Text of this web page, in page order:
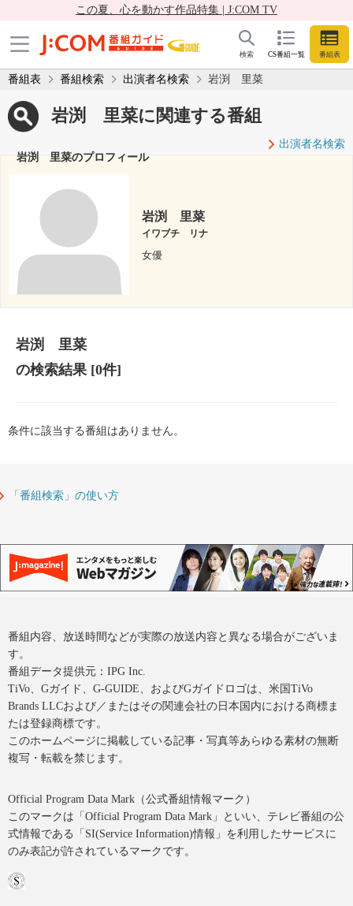
この夏、心を動かす作品特集 | J:COM TV
CS番組一覧 番組表
検索
番組表 番組検索 出演者名検索 岩渕 里菜
岩渕 里菜に関連する番組
出演者名検索
岩渕 里菜のプロフィール
岩渕 里菜
イワブチ リナ
女優
岩渕 里菜
の検索結果[0件]
条件に該当する番組はありません。
「番組検索」の使い方
番組内容、放送時間などが実際の放送内容と異なる場合がございま
す。
番組データ提供元：IPG Inc.
TiVo、Gガイド、G-GUIDE、およびGガイドロゴは、米国TiVo
Brands LLCおよび／またはその関連会社の日本国内における商標ま
たは登録商標です。
このホームページに掲載している記事・写真等あらゆる素材の無断
複写・転載を禁じます。
Official Program Data Mark（公式番組情報マーク）
このマークは「Official Program Data Mark」といい、テレビ番組の公
式情報である「SI(Service Information)情報」を利用したサービスに
のみ表記が許されているマークです。